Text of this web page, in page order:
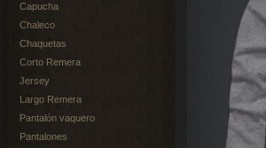
Capucha
Chaleco
Chaquetas
Corto Remera
Jersey
Largo Remera
Pantalón vaquero
Pantalones